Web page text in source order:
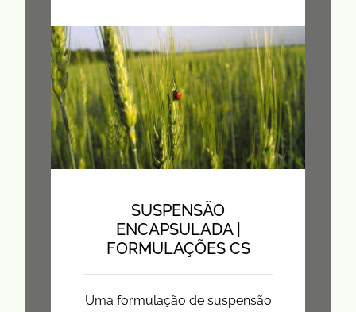
SUSPENSÃO
ENCAPSULADA |
FORMULAÇÕES CS
Uma formulação de suspensão